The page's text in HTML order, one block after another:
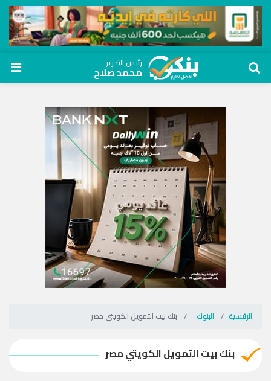
رئيس التحرير
محمد صلاح
الرئيسية البنوك بنك بيت التمويل الكويتي مصر
بنك بيت التمويل الكويتي مصر